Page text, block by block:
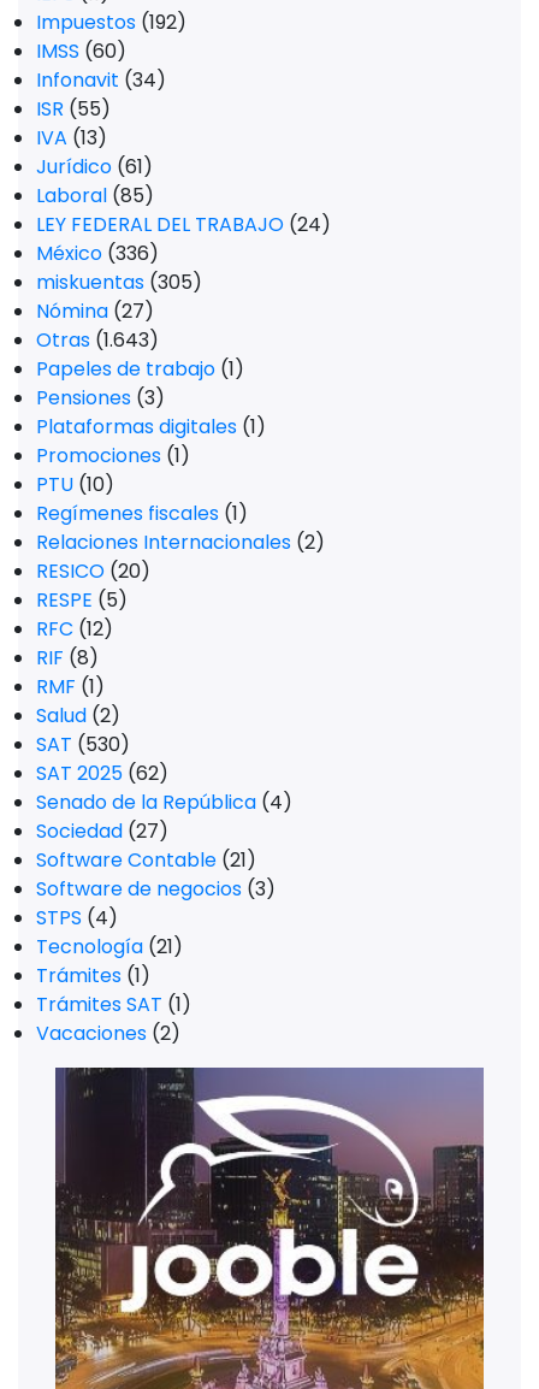
Impuestos (192)
IMSS (60)
Infonavit (34)
ISR (55)
IVA (13)
Jurídico (61)
Laboral (85)
LEY FEDERAL DEL TRABAJO (24)
México (336)
miskuentas (305)
Nómina (27)
Otras (1.643)
Papeles de trabajo (1)
Pensiones (3)
Plataformas digitales (1)
Promociones (1)
PTU (10)
Regímenes fiscales (1)
Relaciones Internacionales (2)
RESICO (20)
RESPE (5)
RFC (12)
RIF (8)
RMF (1)
Salud (2)
SAT (530)
SAT 2025 (62)
Senado de la República (4)
Sociedad (27)
Software Contable (21)
Software de negocios (3)
STPS (4)
Tecnología (21)
Trámites (1)
Trámites SAT (1)
Vacaciones (2)